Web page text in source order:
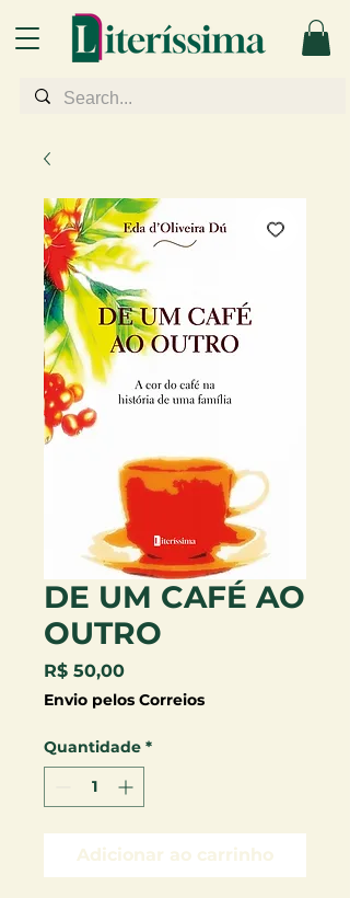
DE UM CAFÉ AO
OUTRO
R$ 50,00Preço
Envio pelos Correios
Quantidade *
Adicionar ao carrinho